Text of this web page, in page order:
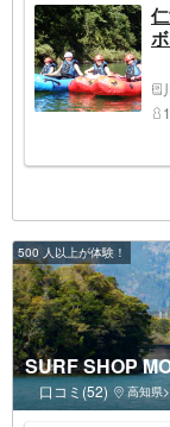
500 人以上が体験！
SURF SHOP
口コミ(52) 高知県